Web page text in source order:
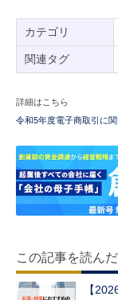
カテゴリ
関連タグ
詳細はこちら
令和5年度電子商取引に
この記事を読ん
【